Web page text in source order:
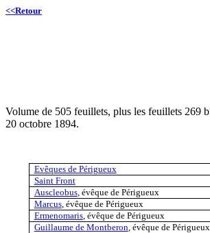
<<Retour
Volume de 505 feuillets, plus les feuillets 269
20 octobre 1894.
Evêques de Périgueux
Saint Front
Auscleobus, évêque de Périgueux
Marcus, évêque de Périgueux
Ermenomaris, évêque de Périgueux
Guillaume de Montberon, évêque de Périgueux